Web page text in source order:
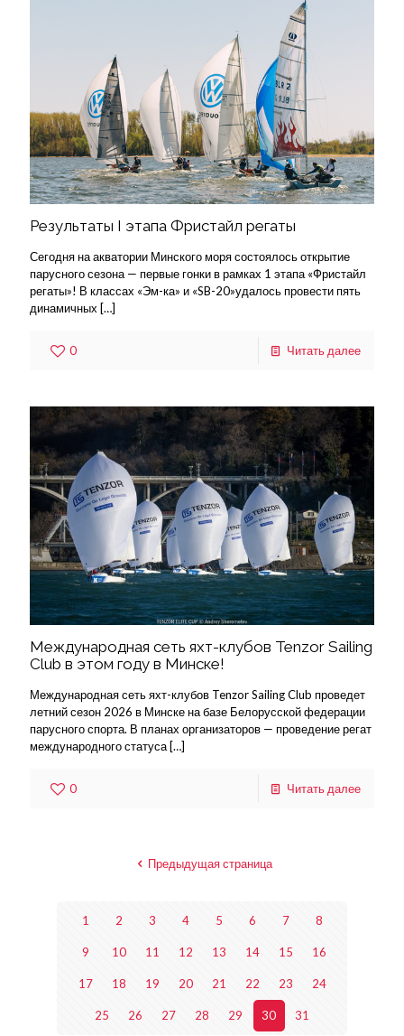
Результаты I этапа Фристайл регаты
Сегодня на акватории Минского моря состоялось открытие
парусного сезона — первые гонки в рамках 1 этапа «Фристайл
регаты»! В классах «Эм-ка» и «SB-20»удалось провести пять
динамичных […]
0 Читать далее
Международная сеть яхт-клубов Tenzor Sailing
Club в этом году в Минске!
Международная сеть яхт-клубов Tenzor Sailing Club проведет
летний сезон 2026 в Минске на базе Белорусской федерации
парусного спорта. В планах организаторов — проведение регат
международного статуса […]
0 Читать далее
Предыдущая страница
1 2 3 4 5 6 7 8
9 10 11 12 13 14 15 16
17 18 19 20 21 22 23 24
25 26 27 28 29 30 31